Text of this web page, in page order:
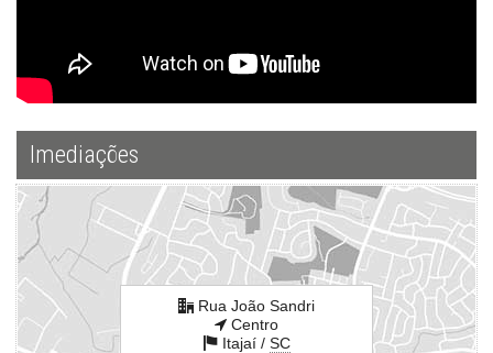
Imediações
Rua João Sandri
Centro
Itajaí / SC